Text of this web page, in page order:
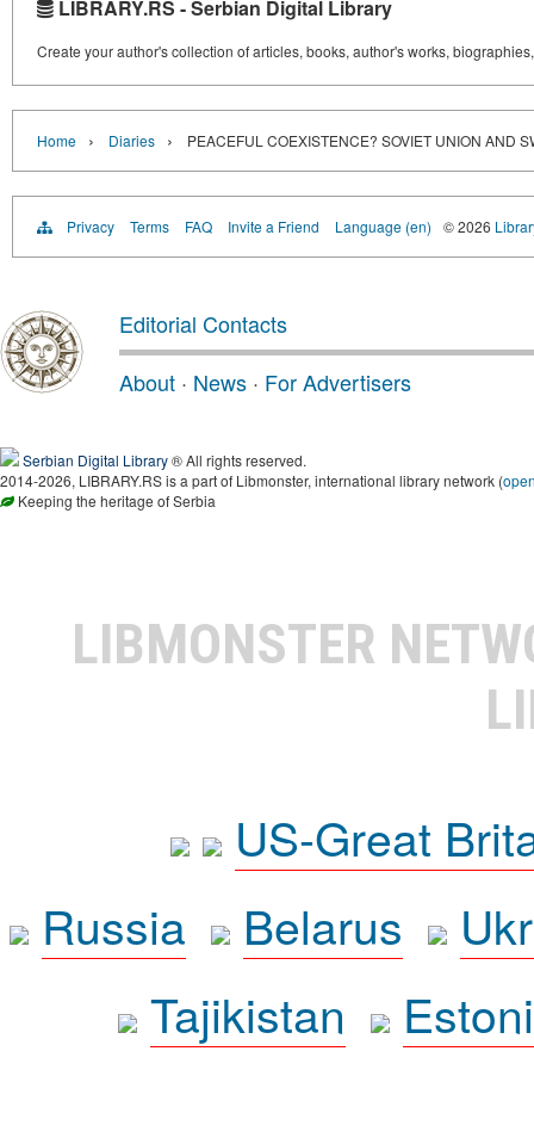
LIBRARY.RS - Serbian Digital Library
Create your author's collection of articles, books, author's works,
Home › Diaries › PEACEFUL COEXISTENCE? SOVIET UNION AND
Privacy Terms FAQ Invite a Friend Language (en) © 2026
Editorial Contacts
About · News · For Advertisers
Serbian Digital Library® All rights reserved.
2014-2026, LIBRARY.RS is a part of Libmonster, international library network (
Keeping the heritage of Serbia
LIBMONSTER
US-Great
Russia
Belarus
Tajikistan